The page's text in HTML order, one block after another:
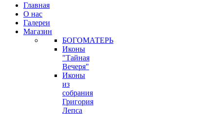
Главная
О нас
Галереи
Магазин
БОГОМАТЕРЬ
Иконы
"Тайная
Вечеря"
Иконы
из
собрания
Григория
Лепса